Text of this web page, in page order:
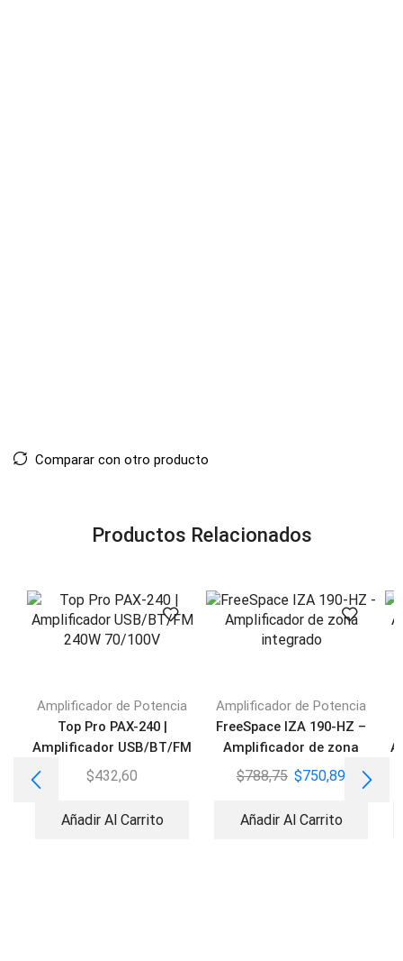
Comparar con otro producto
Productos Relacionados
Amplificador de Potencia
Top Pro PAX-240 |
Amplificador USB/BT/FM
240W 70/100V
$432,60
Añadir Al Carrito
Amplificador de Potencia
FreeSpace IZA 190-HZ –
Amplificador de zona
integrado
$788,75 $750,89
Añadir Al Carrito